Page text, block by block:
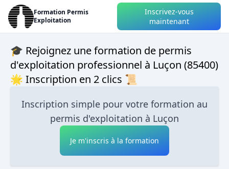
Formation Permis
Exploitation
Inscrivez-vous
maintenant
🎓 Rejoignez une formation de permis
d'exploitation professionnel à Luçon (85400)
🌟 Inscription en 2 clics 📜
Inscription simple pour votre formation au
permis d'exploitation à Luçon
Je m'inscris à la formation